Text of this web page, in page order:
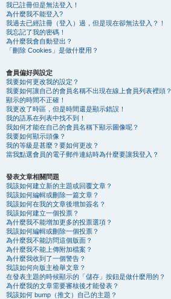
我已註冊但是無法登入！
為什麼我不能登入?
我過去已經註冊（登入）過，但是現在卻無法登入？！
我忘記了我的密碼！
為什麼我會自動登出？
「刪除 Cookies」是做什麼用？
會員偏好與設定
我要如何更改我的設定？
我要如何讓自己的會員名稱不出現在線上會員列表裡頭？
顯示的時間不正確！
我更改了時區，但是時間還是顯示錯誤！
我的語系在列表中找不到！
我如何才能在自己的會員名稱下顯示圖像呢？
我要如何顯示頭像？
我的等級是甚麼？要如何更改？
當我點選會員的電子郵件連結時為什麼要讓我登入？
發表文章相關問題
我該如何建立新的主題或回覆文章？
我該如何編輯或刪除一篇文章？
我該如何在我的文章後增加簽名？
我該如何建立一個投票？
為什麼我不能增加更多的投票選項？
我該如何編輯或刪除一個投票？
為什麼我不能訪問這個版面？
為什麼我不能上傳附加檔案？
為什麼我收到了一個警告？
我該如何向版主檢舉文章？
在發表主題的時候顯示的「儲存」按鈕是做什麼用的？
為什麼我的文章需要審核後才能發表？
我該如何 bump（推文）自己的主題？